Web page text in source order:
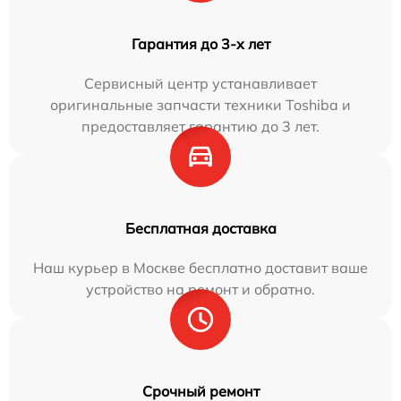
Гарантия до 3-х лет
Сервисный центр устанавливает
оригинальные запчасти техники Toshiba и
предоставляет гарантию до 3 лет.
Бесплатная доставка
Наш курьер в Москве бесплатно доставит ваше
устройство на ремонт и обратно.
Срочный ремонт